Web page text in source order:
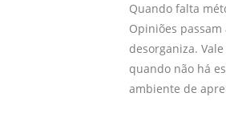
Quando falta
Opiniões
desorganiza.
quando não há
ambiente de